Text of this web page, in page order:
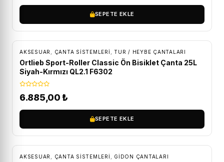
SEPETE EKLE
AKSESUAR ÇANTA SISTEMLERI TUR / HEYBE ÇANTALARI
Ortlieb Sport-Roller Classic Ön Bisiklet Çanta 25L
Siyah-Kırmızı QL2.1 F6302
6.885,00 ₺
SEPETE EKLE
AKSESUAR ÇANTA SISTEMLERI GIDON ÇANTALARI